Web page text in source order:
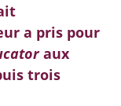
a pris pour
aux
trois